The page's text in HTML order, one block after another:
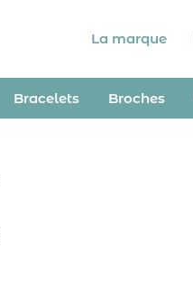
La marque
Bracelets Broches